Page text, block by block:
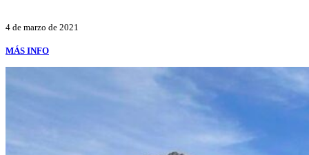
4 de marzo de 2021
MÁS INFO